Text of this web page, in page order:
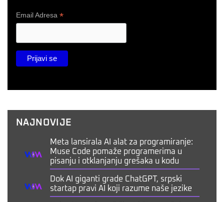
Email Adresa *
NAJNOVIJE
Meta lansirala AI alat za programiranje:
Muse Code pomaže programerima u
pisanju i otklanjanju grešaka u kodu
Dok AI giganti grade ChatGPT, srpski
startap pravi AI koji razume naše jezike